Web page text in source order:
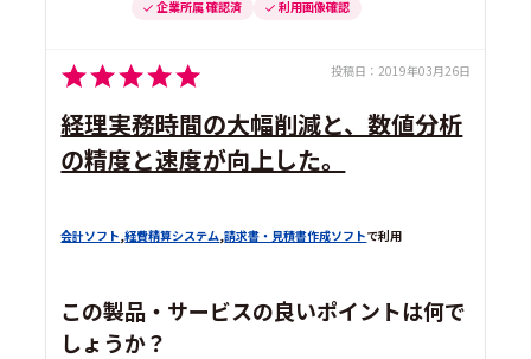
企業所属 確認済 利用画像確認
投稿日： 2019年03月26日
経理実務時間の大幅削減と、数値分析
の精度と速度が向上した。
会計ソフト ,経費精算システム ,請求書・見積書作成ソフトで利用
この製品・サービスの良いポイントは何で
しょうか？